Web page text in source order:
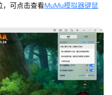
，可点击查看MuMu模拟器键鼠